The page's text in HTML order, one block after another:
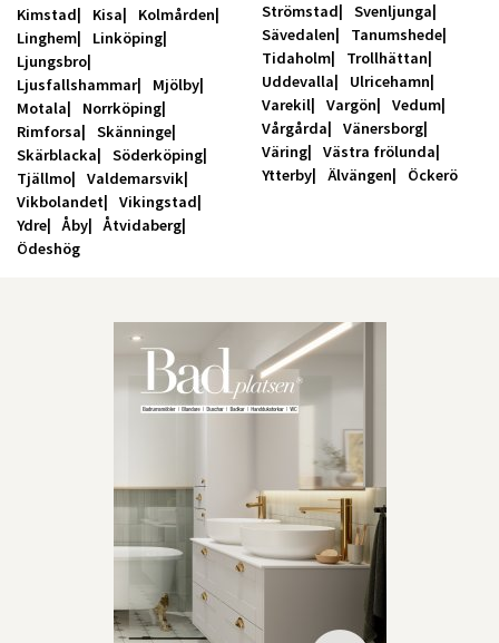
Kimstad Kisa
Kolmården
Linghem
Linköping
Ljungsbro
Ljusfallshammar
Mjölby
Motala
Norrköping
Rimforsa
Skänninge
Skärblacka
Söderköping
Tjällmo
Valdemarsvik
Vikbolandet
Vikingstad
Ydre
Åby
Åtvidaberg
Ödeshög
Strömstad
Svenljunga
Sävedalen
Tanumshede
Tidaholm
Trollhättan
Uddevalla
Ulricehamn
Varekil
Vargön
Vedum
Vårgårda
Vänersborg
Väring
Västra frölunda
Ytterby
Älvängen Öckerö